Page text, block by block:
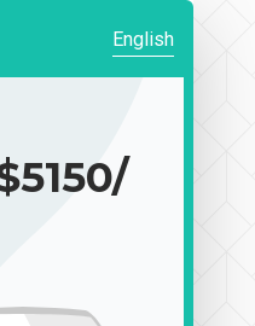
English